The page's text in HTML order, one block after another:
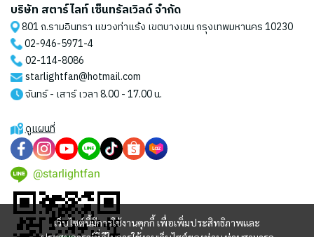
เว็บไซต์นี้มีการใช้งานคุกกี้ เพื่อเพิ่มประสิทธิภาพและ
บริษัท สตาร์ไลท์ เซ็นทรัลเวิลด์ จำกัด
801 ถ.รามอินทรา แขวงท่าแร้ง เขตบางเขน กรุงเทพมหานคร 10230
02-946-5971-4
02-114-8086
starlightfan@hotmail.com
จันทร์ - เสาร์ เวลา 8.00 - 17.00 น.
ดูแผนที่
@starlightfan